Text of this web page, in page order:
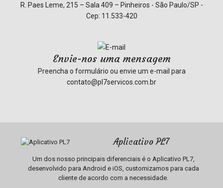
R. Paes Leme, 215 – Sala 409 – Pinheiros - São Paulo/SP -
Cep: 11.533-420
Envie-nos uma mensagem
Preencha o formulário ou envie um e-mail para
contato@pl7servicos.com.br
Aplicativo PL7
Um dos nosso principais diferenciais é o Aplicativo PL7,
desenvolvido para Android e iOS, customizamos para cada
cliente de acordo com a necessidade.